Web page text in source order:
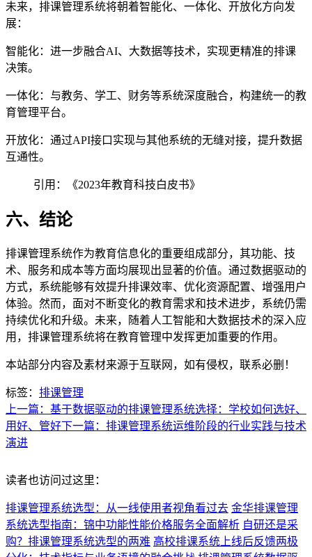
未来，排课管理系统将朝着智能化、一体化、开放化方向发
展：
智能化：进一步融合AI、大数据等技术，实现更精准的排课
决策。
一体化：与教务、学工、财务等系统深度融合，构建统一的教
育管理平台。
开放化：通过API接口实现与其他系统的无缝对接，提升数据
互通性。
引用：《2023年教育科技白皮书》
六、结论
排课管理系统作为教育信息化的重要组成部分，其功能、技
术、服务和成本等方面均展现出显著的价值。通过数据驱动的
方式，系统能够有效提升排课效率、优化资源配置、增强用户
体验。然而，面对不断变化的教育需求和技术进步，系统仍需
持续优化和升级。未来，随着人工智能和大数据技术的深入应
用，排课管理系统将在教育管理中发挥更加重要的作用。
本站部分内容及素材来源于互联网，如有侵权，联系必删！
标签： 排课管理
上一篇：基于数据驱动的排课管理系统选择：学校如何选好、
用好、管好下一篇：排课管理系统运维阶段的行业实践与技术
演进
读者也访问过这里：
排课管理系统选型：从一线使用者视角看过去 金华排课管理
系统选型指南：锦中功能性能价格服务全面解析 自研还是采
购？排课管理系统选型的两难 高校排课系统上线后反馈两极